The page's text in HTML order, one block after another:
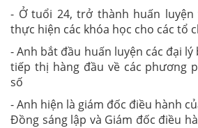
- Ở tuổi 24, trở thành huấn luyện
thực hiện các khóa học cho các tổ
- Anh bắt đầu huấn luyện các đại
tiếp thị hàng đầu về các phương
số
- Anh hiện là giám đốc điều hành
Đồng sáng lập và Giám đốc điều